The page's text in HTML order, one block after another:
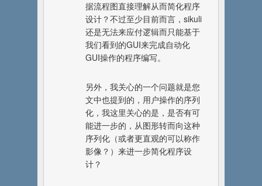
据流程图直接理解从而简化程序
设计？不过至少目前而言，sikuli
还是无法来应付逻辑而只能基于
我们看到的GUI来完成自动化
GUI操作的程序编写。
另外，我关心的一个问题就是您
文中也提到的，用户操作的序列
化，我这里关心的是，是否有可
能进一步的，从图形转而向这种
序列化（或者更直观的可以称作
影像？）来进一步简化程序设
计？